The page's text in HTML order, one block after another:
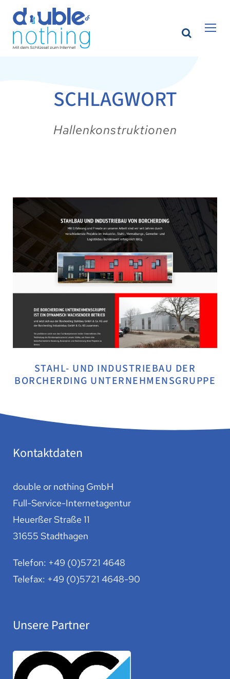
SCHLAGWORT
Hallenkonstruktionen
STAHL- UND INDUSTRIEBAU DER
BORCHERDING UNTERNEHMENSGRUPPE
Kontaktdaten
double or nothing GmbH
Full-Service-Internetagentur
Heuerßer Straße 11
31655 Stadthagen
Telefon: +49 (0)5721 4648
Telefax: +49 (0)5721 4648-90
Unsere Partner